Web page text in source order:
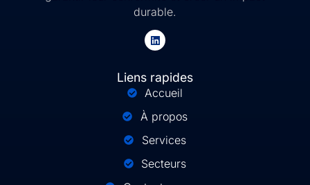
durable.
Liens rapides
Accueil
À propos
Services
Secteurs